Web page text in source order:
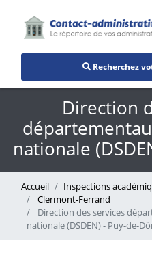
Recherchez
Direction
nationale
Accueil Inspections
Clermont-Ferrand
Direction des services
nationale (DSDEN) - Puy-de-